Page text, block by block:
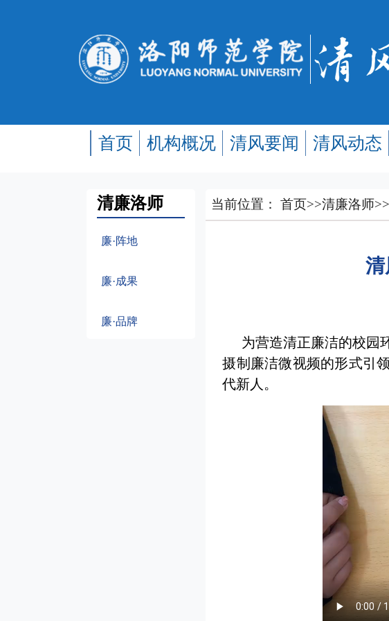
首页 机构概况 清风要闻 清风动态
清廉洛师
廉·阵地
廉·成果
廉·品牌
当前位置：首页>>清廉洛师>>
清
为营造清正廉洁的校园
摄制廉洁微视频的形式引
代新人。